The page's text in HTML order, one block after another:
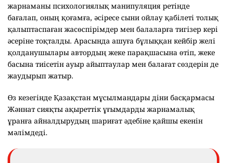
жарнаманы психологиялық манипуляция ретінде
бағалап, оның қоғамға, әсіресе сыни ойлау қабілеті толық
қалыптаспаған жасөспірімдер мен балаларға тигізер кері
әсеріне тоқталды. Арасында ашуға бұлыққан кейбір желі
қолданушылары автордың жеке парақшасына өтіп, жеке
басына тиісетін ауыр айыптаулар мен балағат сөздерін де
жаудырып жатыр.
Өз кезегінде Қазақстан мұсылмандары діни басқармасы
Жәннат сияқты ақыреттік ұғымдарды жарнамалық
ұранға айналдырудың шариғат әдебіне қайшы екенін
мәлімдеді.